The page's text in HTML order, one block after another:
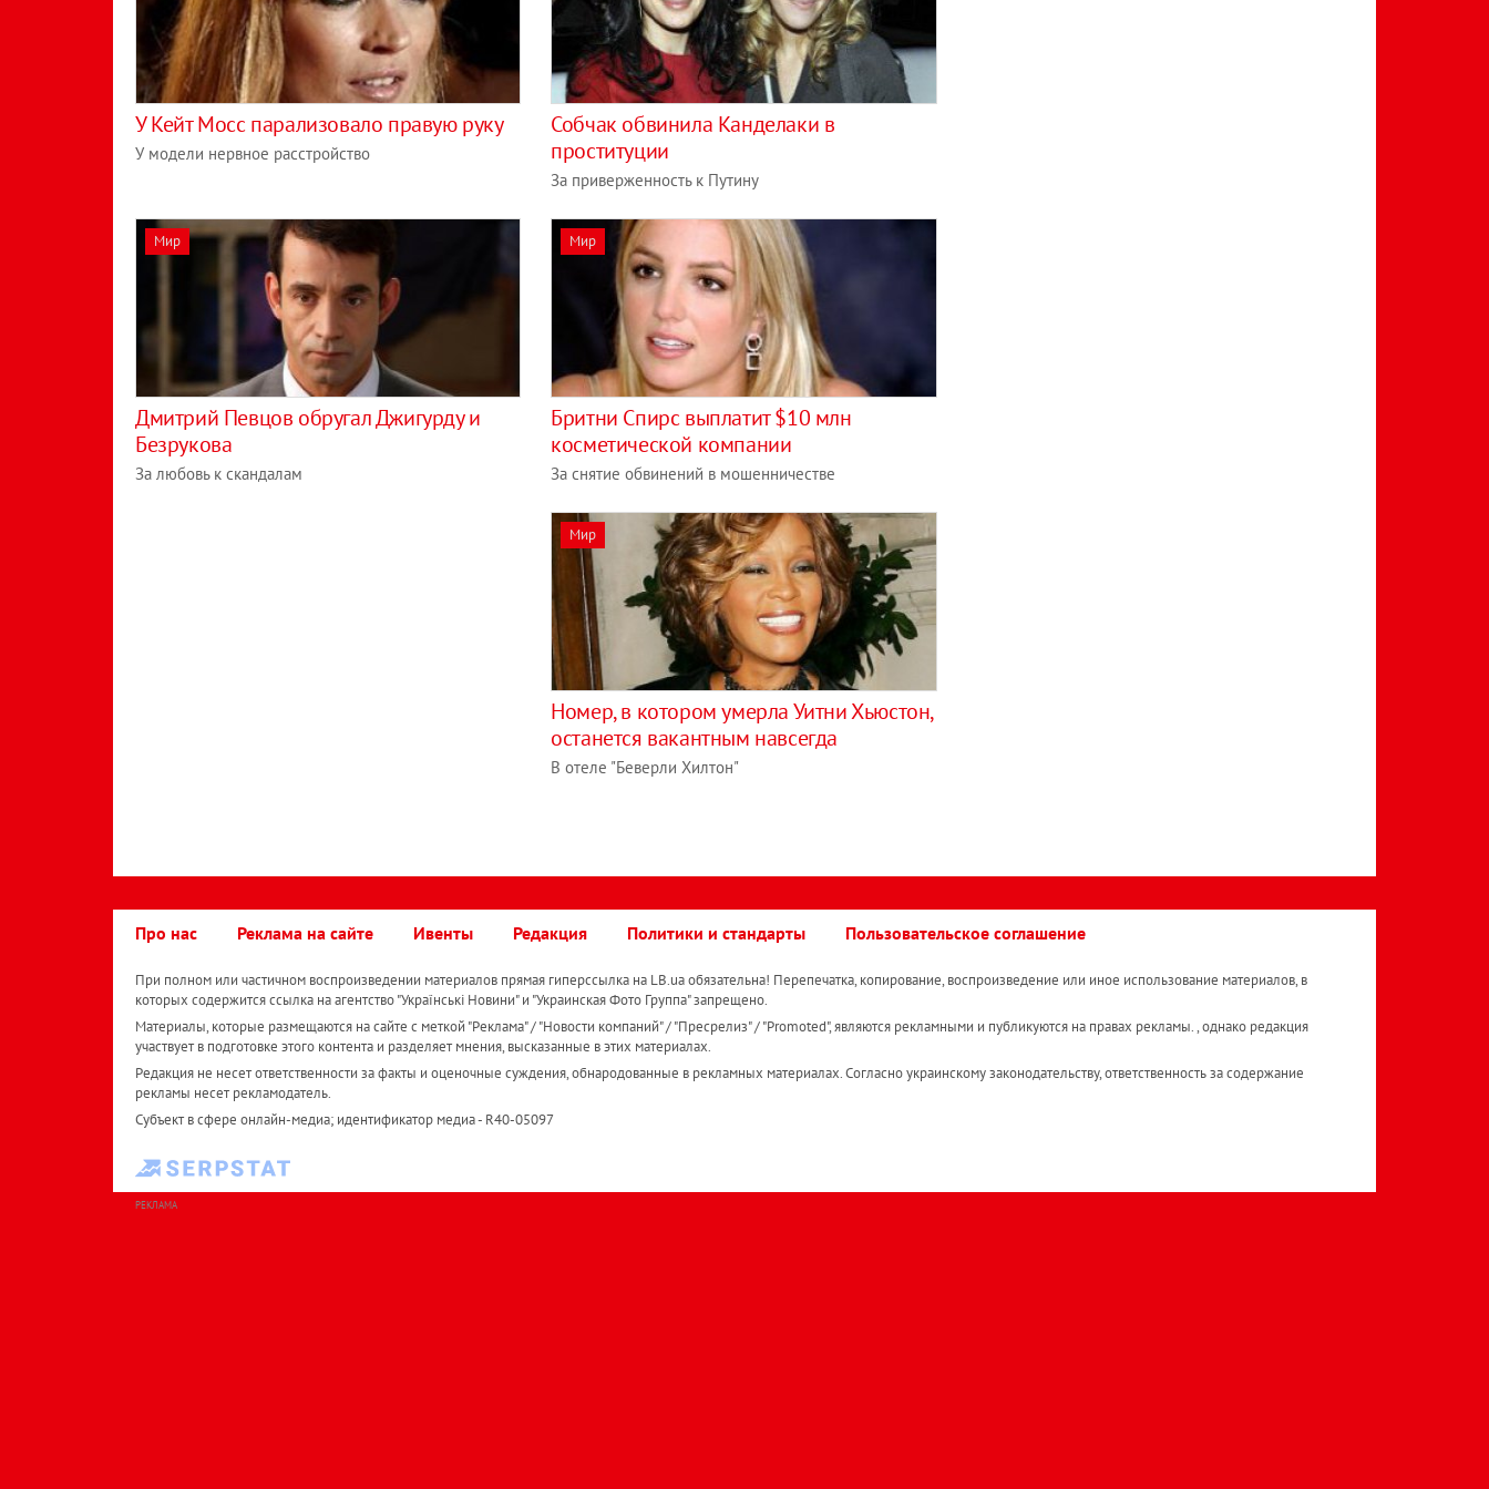
У Кейт Мосс парализовало правую руку‎
У модели нервное расстройство
Собчак обвинила Канделаки в
проституции
За приверженность к Путину
Мир
Дмитрий Певцов обругал Джигурду и
Безрукова
За любовь к скандалам
Мир
Бритни Спирс выплатит $10 млн
косметической компании
За снятие обвинений в мошенничестве
Мир
Номер, в котором умерла Уитни Хьюстон,
останется вакантным навсегда
В отеле "Беверли Хилтон"
Про нас Реклама на сайте Ивенты Редакция Политики и стандарты Пользовательское соглашение
При полном или частичном воспроизведении материалов прямая гиперссылка на LB.ua обязательна! Перепечатка, копирование, воспроизведение или иное использование материалов, в
которых содержится ссылка на агентство "Українськi Новини" и "Украинская Фото Группа" запрещено.
Материалы, которые размещаются на сайте с меткой "Реклама" / "Новости компаний" / "Пресрелиз" / "Promoted", являются рекламными и публикуются на правах рекламы. , однако редакция
участвует в подготовке этого контента и разделяет мнения, высказанные в этих материалах.
Редакция не несет ответственности за факты и оценочные суждения, обнародованные в рекламных материалах. Согласно украинскому законодательству, ответственность за содержание
рекламы несет рекламодатель.
Субъект в сфере онлайн-медиа; идентификатор медиа - R40-05097
РЕКЛАМА